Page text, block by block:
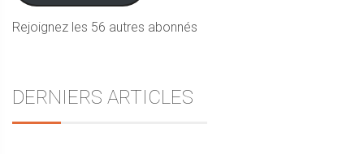
Rejoignez les 56 autres abonnés
DERNIERS ARTICLES